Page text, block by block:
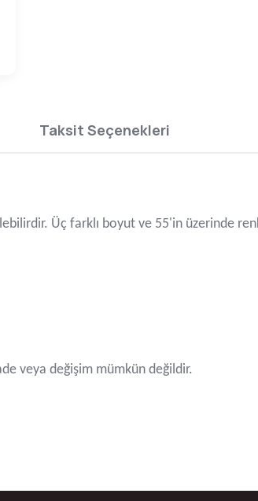
Taksit Seçenekleri
Üç farklı boyut ve 55'in üzerinde
veya değişim mümkün değildir.